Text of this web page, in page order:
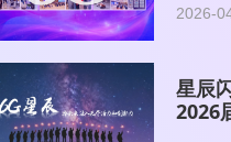
术与
2026-
星辰
2026